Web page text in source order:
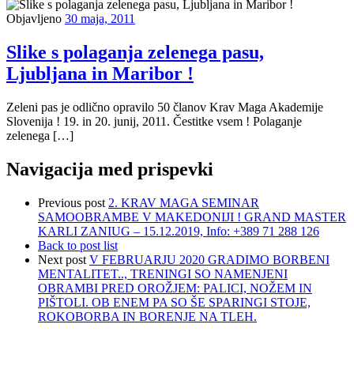
Objavljeno 30 maja, 2011
Slike s polaganja zelenega pasu,
Ljubljana in Maribor !
Zeleni pas je odlično opravilo 50 članov Krav Maga Akademije
Slovenija ! 19. in 20. junij, 2011. Čestitke vsem ! Polaganje
zelenega […]
Navigacija med prispevki
Previous post 2. KRAV MAGA SEMINAR
SAMOOBRAMBE V MAKEDONIJI ! GRAND MASTER
KARLI ZANIUG – 15.12.2019, Info: +389 71 288 126
Back to post list
Next post V FEBRUARJU 2020 GRADIMO BORBENI
MENTALITET.., TRENINGI SO NAMENJENI
OBRAMBI PRED OROŽJEM: PALICI, NOŽEM IN
PIŠTOLI. OB ENEM PA SO ŠE SPARINGI STOJE,
ROKOBORBA IN BORENJE NA TLEH.